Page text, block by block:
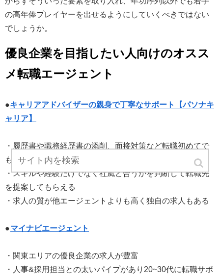
の高年俸プレイヤーを出せるようにしていくべきではない
でしょうか。
優良企業を目指したい人向けのオスス
メ転職エージェント
●キャリアアドバイザーの親身で丁寧なサポート【パソナキ
ャリア】
・履歴書や職務経歴書の添削、面接対策など転職初めてで
も安心
・スキルや経験だけでなく社風と合うかを判断して転職先
を提案してもらえる
・求人の質が他エージェントよりも高く独自の求人もある
●マイナビエージェント
・関東エリアの優良企業の求人が豊富
・人事&採用担当との太いパイプがあり20~30代に転職サポ